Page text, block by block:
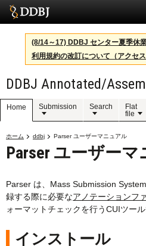
サービス
スパコン
統計
活動
問合せ
(8/14～17) DDBJ センター夏季休
利用規約の改訂について（アクセス
DDBJ Annotated/
Home Submission Search
Flat
file
ホーム ddbj Parser ユーザーマニュアル
Parser ユーザー
Parser は、Mass Submission
録する際に必要なアノテーションフ
ォーマットチェックを行うCUIツール
インストール